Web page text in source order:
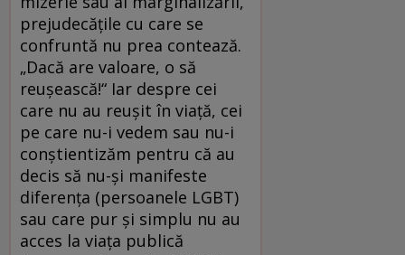
prejudecățile cu care se
confruntă nu prea contează.
„Dacă are valoare, o să
reușească!“ Iar despre cei
care nu au reușit în viață, cei
pe care nu-i vedem sau nu-i
conștientizăm pentru că au
decis să nu-și manifeste
diferența (persoanele LGBT)
sau care pur și simplu nu au
acces la viața publică